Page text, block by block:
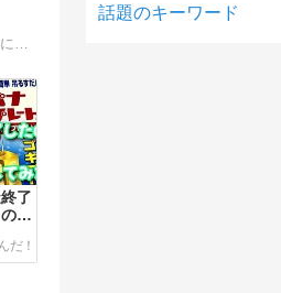
了
パ
話題のキーワード